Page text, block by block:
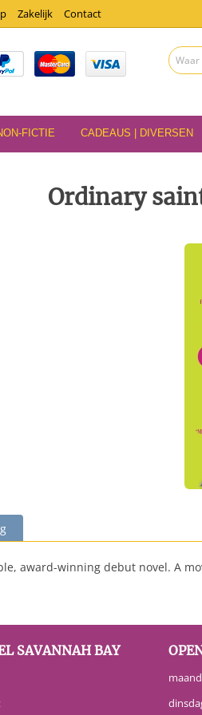
Zakelijk Contact
FICTIE CADEAUS | DIVERSEN
Ordinary
award-winning debut novel. A
SAVANNAH BAY